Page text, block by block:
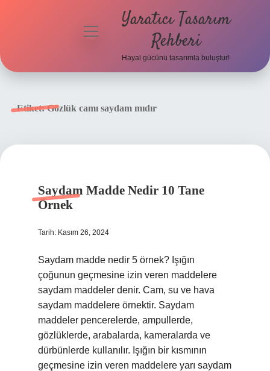
Politikası
menüyü
Yaratıcı Tasarım
Rehberi
Hayal gücünü tasarımla buluştur!
Etiket:Gözlük camı saydam mıdır
Saydam Madde Nedir 10 Tane
Örnek
Tarih: Kasım 26, 2024
Saydam madde nedir 5 örnek? Işığın
çoğunun geçmesine izin veren maddelere
saydam maddeler denir. Cam, su ve hava
saydam maddelere örnektir. Saydam
maddeler pencerelerde, ampullerde,
gözlüklerde, arabalarda, kameralarda ve
dürbünlerde kullanılır. Işığın bir kısmının
geçmesine izin veren maddelere yarı saydam